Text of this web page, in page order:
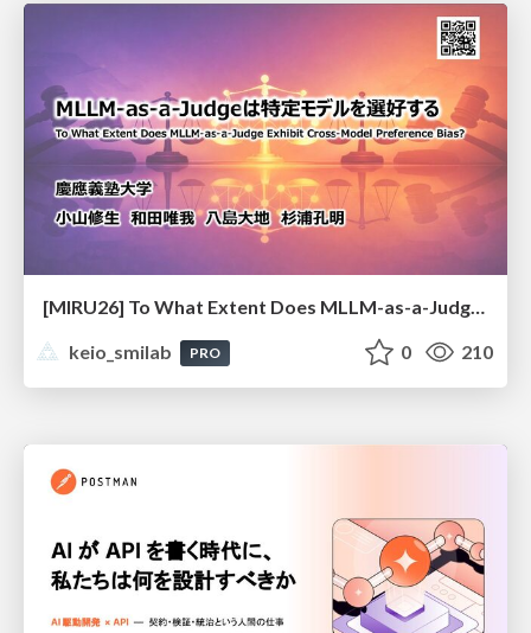
[MIRU26] To What Extent Does MLLM-as-a-Judge Exhibit Cross-Model Preference Bias?
keio_smilab
PRO 0 210